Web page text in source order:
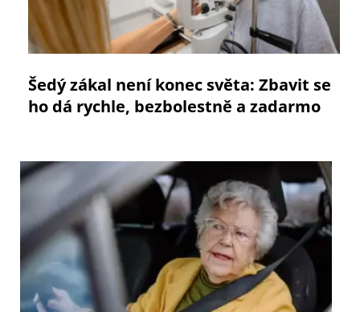
Šedý zákal není konec světa: Zbavit se
ho dá rychle, bezbolestně a zadarmo